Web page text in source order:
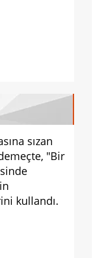
sızan
"Bir
kullandı.